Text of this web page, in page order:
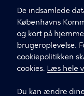
De indsamlede
Københavns
og kort på
brugeroplevelse.
cookiepolitikken
cookies. Læs hele
Du kan ændre
fFind andre
CVR-nummer
GENVEJE